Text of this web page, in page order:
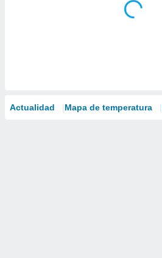
Actualidad Mapa de temperatura